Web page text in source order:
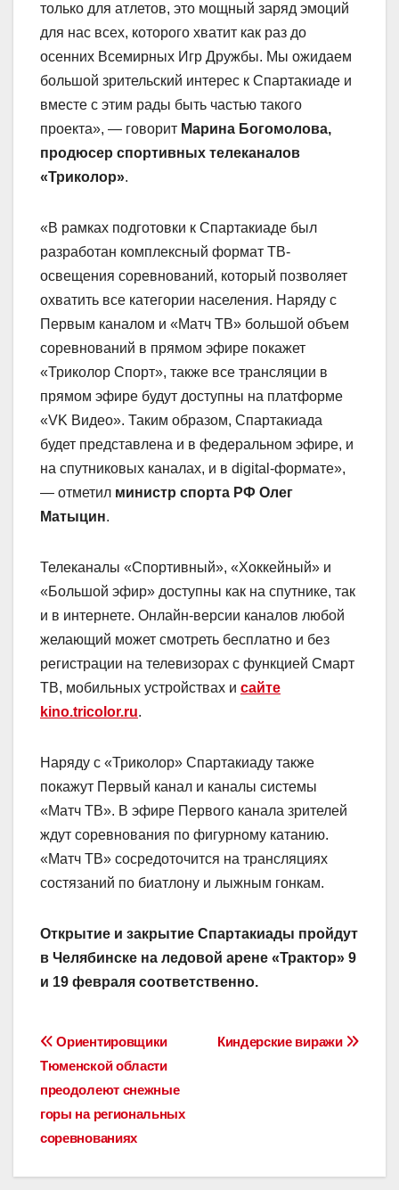
только для атлетов, это мощный заряд эмоций
для нас всех, которого хватит как раз до
осенних Всемирных Игр Дружбы. Мы ожидаем
большой зрительский интерес к Спартакиаде и
вместе с этим рады быть частью такого
проекта», — говорит Марина Богомолова,
продюсер спортивных телеканалов
«Триколор».
«В рамках подготовки к Спартакиаде был
разработан комплексный формат ТВ-
освещения соревнований, который позволяет
охватить все категории населения. Наряду с
Первым каналом и «Матч ТВ» большой объем
соревнований в прямом эфире покажет
«Триколор Спорт», также все трансляции в
прямом эфире будут доступны на платформе
«VK Видео». Таким образом, Спартакиада
будет представлена и в федеральном эфире, и
на спутниковых каналах, и в digital-формате»,
— отметил министр спорта РФ Олег
Матыцин.
Телеканалы «Спортивный», «Хоккейный» и
«Большой эфир» доступны как на спутнике, так
и в интернете. Онлайн-версии каналов любой
желающий может смотреть бесплатно и без
регистрации на телевизорах с функцией Смарт
ТВ, мобильных устройствах и сайте
kino.tricolor.ru.
Наряду с «Триколор» Спартакиаду также
покажут Первый канал и каналы системы
«Матч ТВ». В эфире Первого канала зрителей
ждут соревнования по фигурному катанию.
«Матч ТВ» сосредоточится на трансляциях
состязаний по биатлону и лыжным гонкам.
Открытие и закрытие Спартакиады пройдут
в Челябинске на ледовой арене «Трактор» 9
и 19 февраля соответственно.
Навигация
по
записям
Киндерские виражи
Ориентировщики
Тюменской области
преодолеют снежные
горы на региональных
соревнованиях